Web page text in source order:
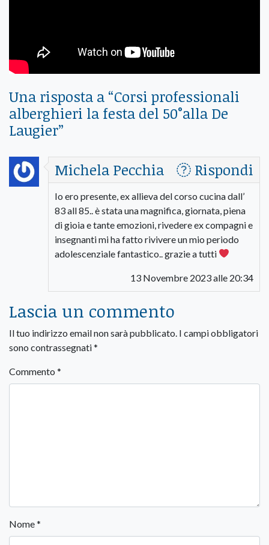
Una risposta a “Corsi professionali
alberghieri la festa del 50°alla De
Laugier”
Michela Pecchia
Rispondi
Io ero presente, ex allieva del corso cucina dall’
83 all 85.. è stata una magnifica, giornata, piena
di gioia e tante emozioni, rivedere ex compagni e
insegnanti mi ha fatto rivivere un mio periodo
adolescenziale fantastico.. grazie a tutti
13 Novembre 2023 alle 20:34
Lascia un commento
Il tuo indirizzo email non sarà pubblicato. I campi obbligatori
sono contrassegnati*
Commento *
Nome*